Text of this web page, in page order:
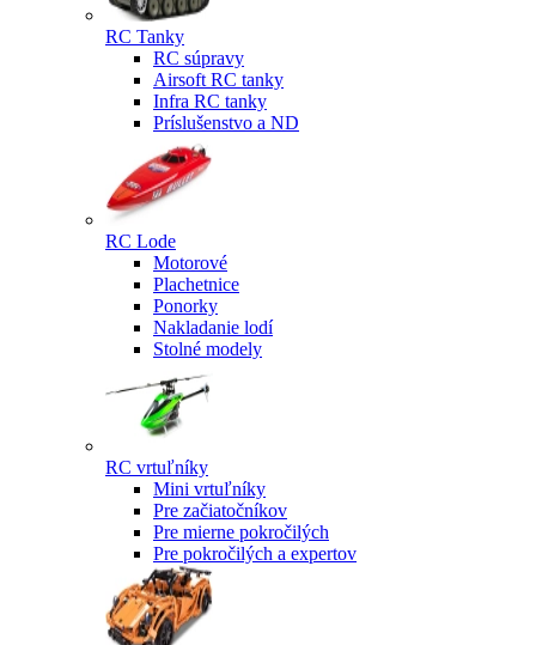
RC Tanky
RC súpravy
Airsoft RC tanky
Infra RC tanky
Príslušenstvo a ND
RC Lode
Motorové
Plachetnice
Ponorky
Nakladanie lodí
Stolné modely
RC vrtuľníky
Mini vrtuľníky
Pre začiatočníkov
Pre mierne pokročilých
Pre pokročilých a expertov